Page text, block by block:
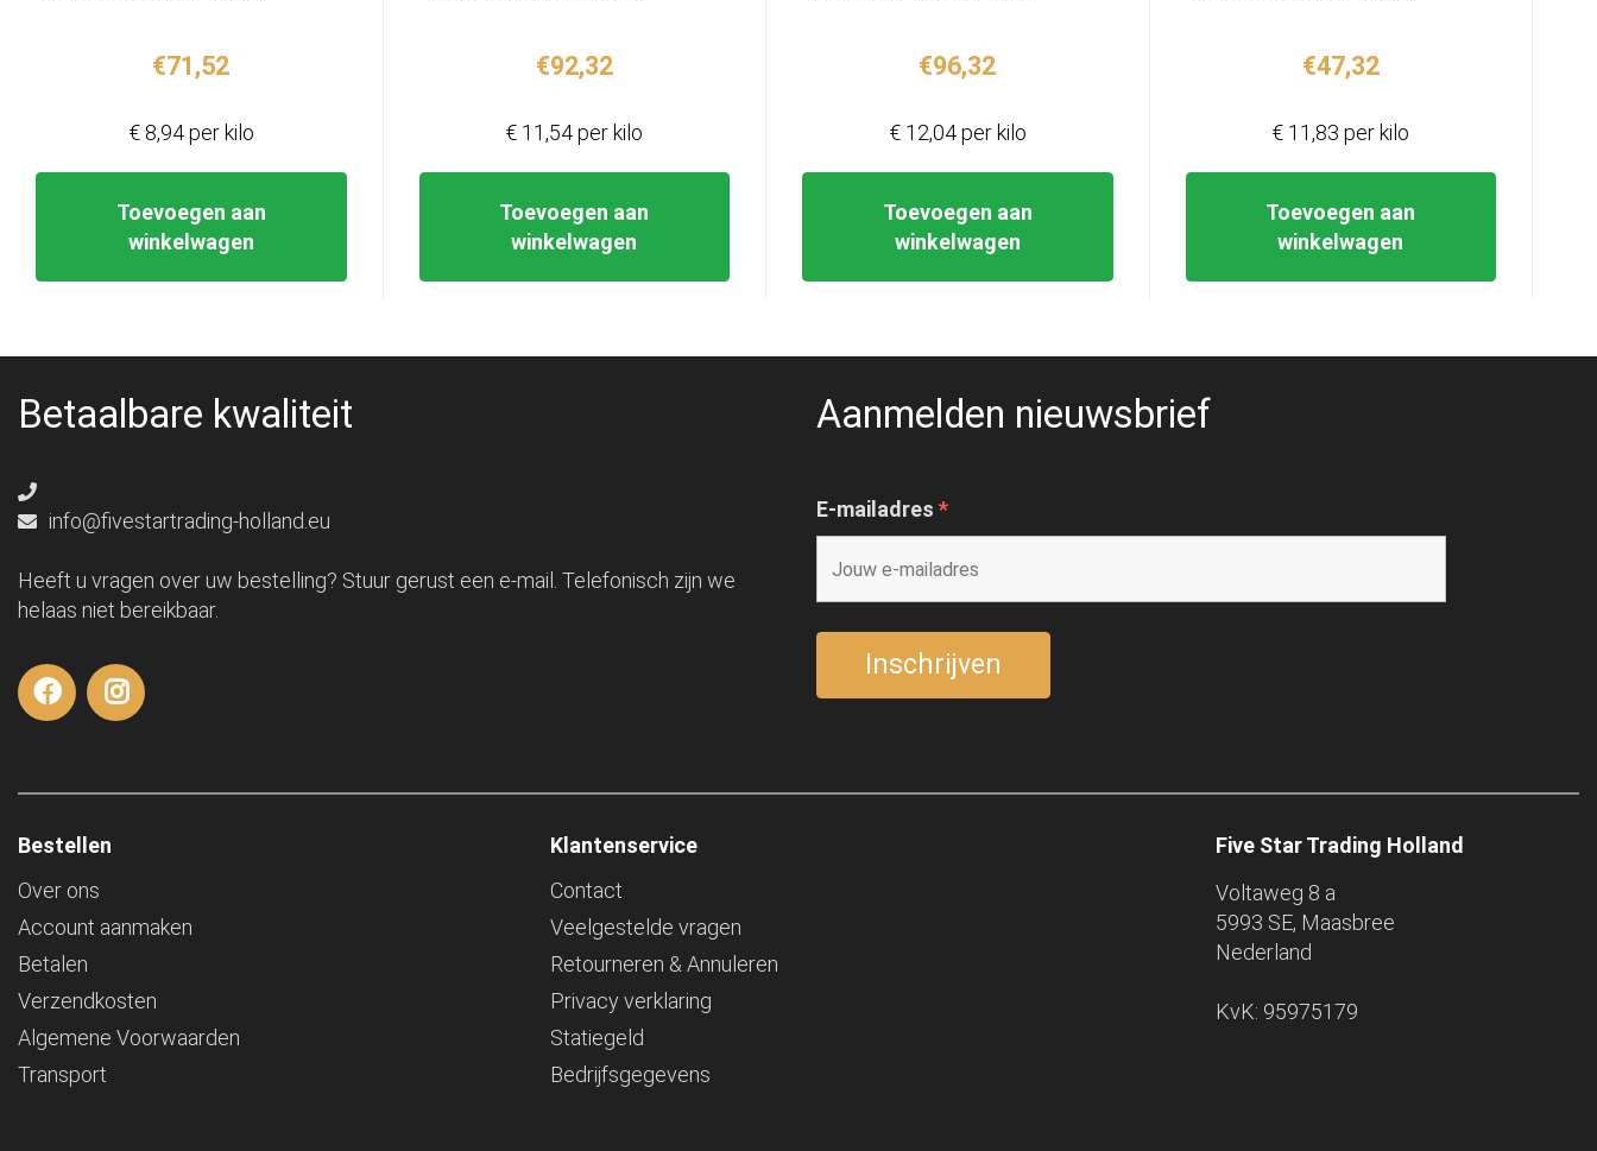
€71,52
Toevoegen aan
winkelwagen
€ 8,94 per kilo
€92,32
Toevoegen aan
winkelwagen
€ 11,54 per kilo
€96,32
Toevoegen aan
winkelwagen
€ 12,04 per kilo
€47,32
Toevoegen aan
winkelwagen
€ 11,83 per kilo
Betaalbare kwaliteit
info@fivestartrading-holland.eu
Heeft u vragen over uw bestelling? Stuur gerust een e-mail. Telefonisch zijn we
helaas niet bereikbaar.
Aanmelden nieuwsbrief
E-mailadres *
Bestellen
Over ons
Account aanmaken
Betalen
Verzendkosten
Algemene Voorwaarden
Transport
Klantenservice
Contact
Veelgestelde vragen
Retourneren & Annuleren
Privacy verklaring
Statiegeld
Bedrijfsgegevens
Five Star Trading Holland
Voltaweg 8 a
5993 SE, Maasbree
Nederland
KvK: 95975179